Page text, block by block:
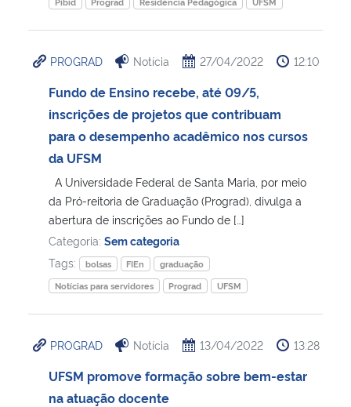
PROGRAD Notícia 27/04/2022 12:10
Fundo de Ensino recebe, até 09/5,
inscrições de projetos que contribuam
para o desempenho acadêmico nos cursos
da UFSM
A Universidade Federal de Santa Maria, por meio
da Pró-reitoria de Graduação (Prograd), divulga a
abertura de inscrições ao Fundo de […]
Categoria: Sem categoria
Tags:
bolsas FIEn
graduação
Notícias para servidores
Prograd UFSM
PROGRAD Notícia 13/04/2022 13:28
UFSM promove formação sobre bem-estar
na atuação docente